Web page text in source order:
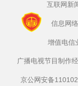
互联网新
信息网
增值电信
广播电视节目制作
京公网安备